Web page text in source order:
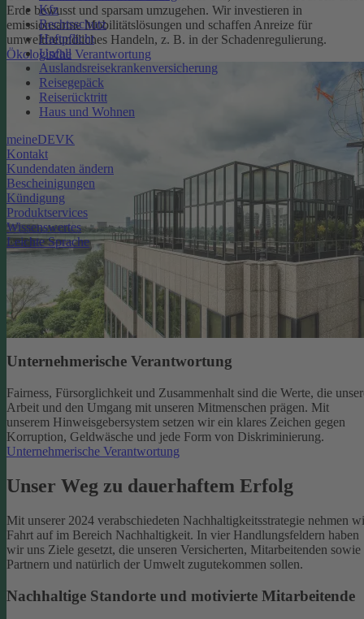
Kfz
Rechtsschutz
Haftpflicht
Unfall
Auslandsreisekrankenversicherung
Reisegepäck
Reiserücktritt
Haus und Wohnen
meineDEVK
Kontakt
Kundendaten ändern
Bescheinigungen
Kündigung
Produktservices
Wissenswertes
Leichte Sprache
Erde bewusst und sparsam umzugehen. Wir investieren in
emissionsarme Mobilitätslösungen und schaffen Anreize für
umweltfreundliches Handeln, z. B. in der Schadenregulierung.
Ökologische Verantwortung
Unternehmerische Verantwortung
Fairness, Fürsorglichkeit und Zusammenhalt sind die Werte, die
Arbeit und den Umgang mit unseren Mitmenschen prägen. Mit
unserem Hinweisgebersystem setzen wir ein klares Zeichen gegen
Korruption, Geldwäsche und jede Form von Diskriminierung.
Unternehmerische Verantwortung
Unser Weg zu dauerhaftem Erfolg
Mit unserer 2024 verabschiedeten Nachhaltigkeitsstrategie nehmen
Fahrt auf im Bereich Nachhaltigkeit. In vier Handlungsfeldern haben
wir uns Ziele gesetzt, die unseren Versicherten, Mitarbeitenden sowie
Partnern und natürlich der Umwelt zugutekommen sollen.
Nachhaltige Standorte und motivierte Mitarbeitende